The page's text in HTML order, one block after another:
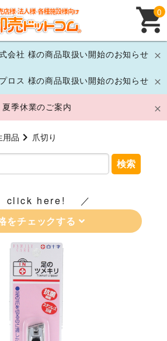
会社 様の商品取扱い開始のお知らせ
ロス 様の商品取扱い開始のお知らせ
夏季休業のご案内
0
用品 爪切り
検索
click here!
をチェックする